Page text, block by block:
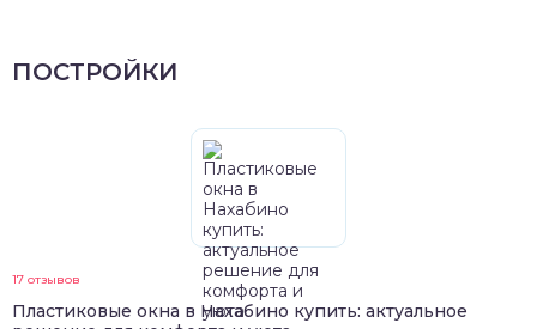
ПОСТРОЙКИ
17 отзывов
Пластиковые окна в Нахабино купить: актуальное